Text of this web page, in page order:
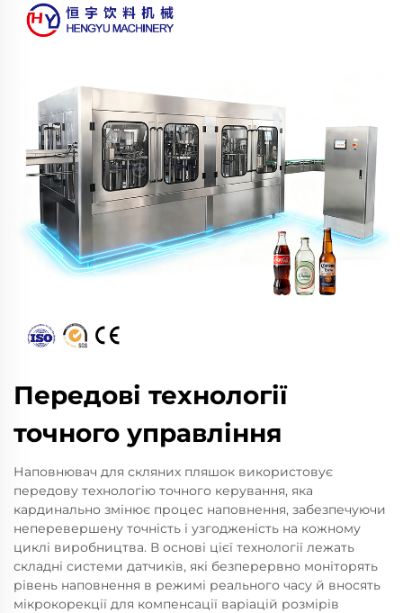
Передові технології
точного управління
Наповнювач для скляних пляшок використовує
передову технологію точного керування, яка
кардинально змінює процес наповнення, забезпечуючи
неперевершену точність і узгодженість на кожному
циклі виробництва. В основі цієї технології лежать
складні системи датчиків, які безперервно моніторять
рівень наповнення в режимі реального часу й вносять
мікрокорекції для компенсації варіацій розмірів